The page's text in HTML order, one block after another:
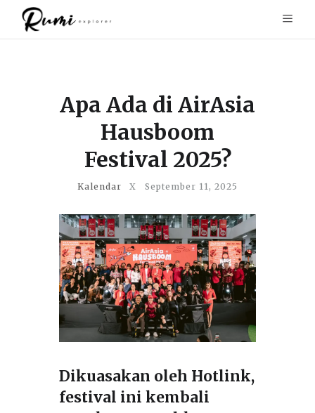
Apa Ada di AirAsia
Hausboom
Festival 2025?
Kalendar X September 11, 2025
Dikuasakan oleh Hotlink,
festival ini kembali